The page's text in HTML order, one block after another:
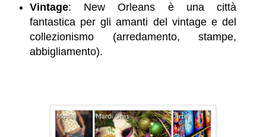
Vintage: New Orleans è una città
fantastica per gli amanti del vintage e del
collezionismo (arredamento, stampe,
abbigliamento).